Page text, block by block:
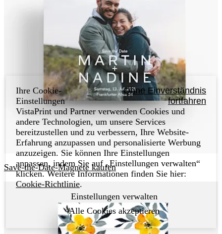
Save-the-Date-Magnete kaufen
Ihre Cookie-
Einstellungen
Ohne Einverständnis
fortfahren
VistaPrint und Partner verwenden Cookies und
andere Technologien, um unsere Services
bereitzustellen und zu verbessern, Ihre Website-
Erfahrung anzupassen und personalisierte Werbung
anzuzeigen. Sie können Ihre Einstellungen
anpassen, indem Sie auf „Einstellungen verwalten“
klicken. Weitere Informationen finden Sie hier:
Cookie-Richtlinie.
Einstellungen verwalten
Alle Cookies akzeptieren